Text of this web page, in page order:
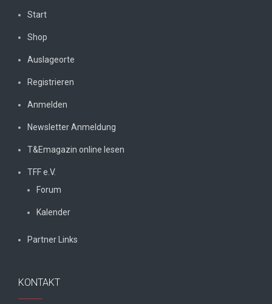
Start
Shop
Auslageorte
Registrieren
Anmelden
Newsletter Anmeldung
T&Emagazin online lesen
TFF e.V.
Forum
Kalender
Partner Links
KONTAKT